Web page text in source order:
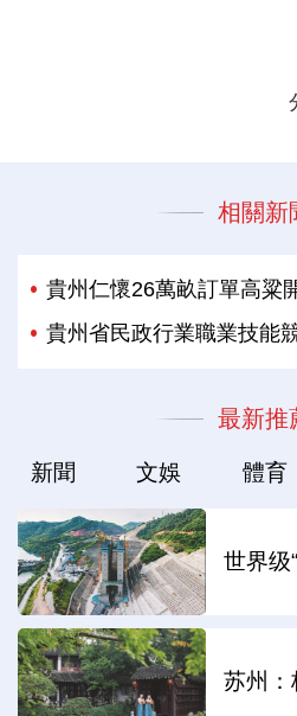
相關新
貴州仁懷26萬畝訂單高粱
貴州省民政行業職業技能
最新推
新聞 文娛 體育
世界级
苏州：